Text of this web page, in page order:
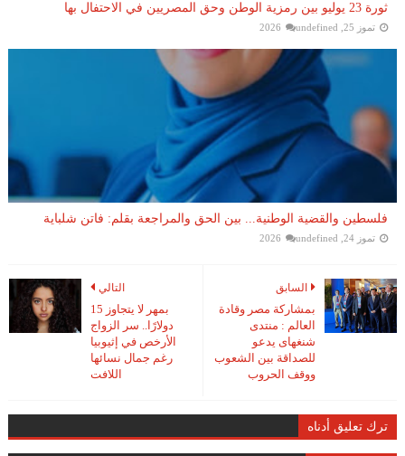
ثورة 23 يوليو بين رمزية الوطن وحق المصريين في الاحتفال بها
تموز 25, 2026 undefined
فلسطين والقضية الوطنية... بين الحق والمراجعة بقلم: فاتن شلباية
تموز 24, 2026 undefined
التالي
بمهر لا يتجاوز 15
دولارًا.. سر الزواج
الأرخص في إثيوبيا
رغم جمال نسائها
اللافت
السابق
بمشاركة مصر وقادة
العالم : منتدى
شنغهاى يدعو
للصداقة بين الشعوب
ووقف الحروب
ترك تعليق أدناه